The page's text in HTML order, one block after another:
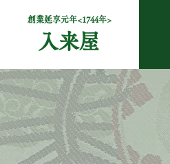
創業延享元年<1744年>
入来屋